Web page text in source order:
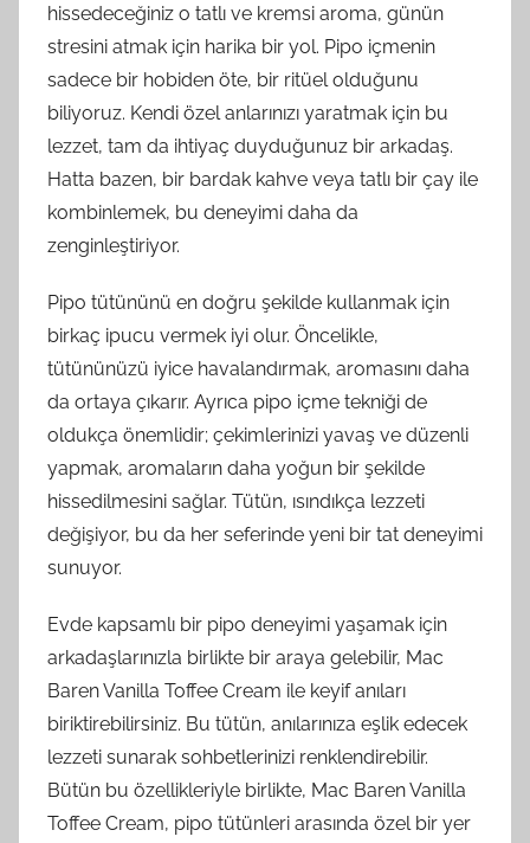
hissedeceğiniz o tatlı ve kremsi aroma, günün
stresini atmak için harika bir yol. Pipo içmenin
sadece bir hobiden öte, bir ritüel olduğunu
biliyoruz. Kendi özel anlarınızı yaratmak için bu
lezzet, tam da ihtiyaç duyduğunuz bir arkadaş.
Hatta bazen, bir bardak kahve veya tatlı bir çay ile
kombinlemek, bu deneyimi daha da
zenginleştiriyor.
Pipo tütününü en doğru şekilde kullanmak için
birkaç ipucu vermek iyi olur. Öncelikle,
tütününüzü iyice havalandırmak, aromasını daha
da ortaya çıkarır. Ayrıca pipo içme tekniği de
oldukça önemlidir; çekimlerinizi yavaş ve düzenli
yapmak, aromaların daha yoğun bir şekilde
hissedilmesini sağlar. Tütün, ısındıkça lezzeti
değişiyor, bu da her seferinde yeni bir tat deneyimi
sunuyor.
Evde kapsamlı bir pipo deneyimi yaşamak için
arkadaşlarınızla birlikte bir araya gelebilir, Mac
Baren Vanilla Toffee Cream ile keyif anıları
biriktirebilirsiniz. Bu tütün, anılarınıza eşlik edecek
lezzeti sunarak sohbetlerinizi renklendirebilir.
Bütün bu özellikleriyle birlikte, Mac Baren Vanilla
Toffee Cream, pipo tütünleri arasında özel bir yer